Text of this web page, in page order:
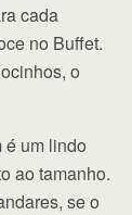
cada
no Buffet.
o
é um lindo
ao tamanho.
se o